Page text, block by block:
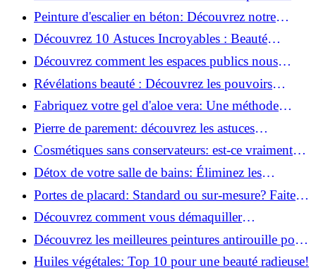
vie plus simple!
Peinture d'escalier en béton: Découvrez notre
tutoriel facile et rapide!
Découvrez 10 Astuces Incroyables : Beauté
Naturelle avec le Concombre !
Découvrez comment les espaces publics nous
incitent à être plus actifs : Révélations surprenantes!
Révélations beauté : Découvrez les pouvoirs
insoupçonnés du concombre!
Fabriquez votre gel d'aloe vera: Une méthode
simple et rapide à la maison!
Pierre de parement: découvrez les astuces
infaillibles pour un nettoyage parfait!
Cosmétiques sans conservateurs: est-ce vraiment
possible?
Détox de votre salle de bains: Éliminez les
ingrédients nocifs dès maintenant!
Portes de placard: Standard ou sur-mesure? Faites
le meilleur choix!
Découvrez comment vous démaquiller
naturellement: Astuces et secrets révélés!
Découvrez les meilleures peintures antirouille pour
le fer: Top 12 analysé!
Huiles végétales: Top 10 pour une beauté radieuse!